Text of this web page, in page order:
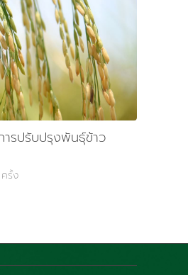
ารปรับปรุงพันธุ์ข้าว
รั้ง